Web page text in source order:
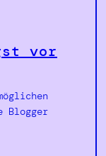
vor
Blogger